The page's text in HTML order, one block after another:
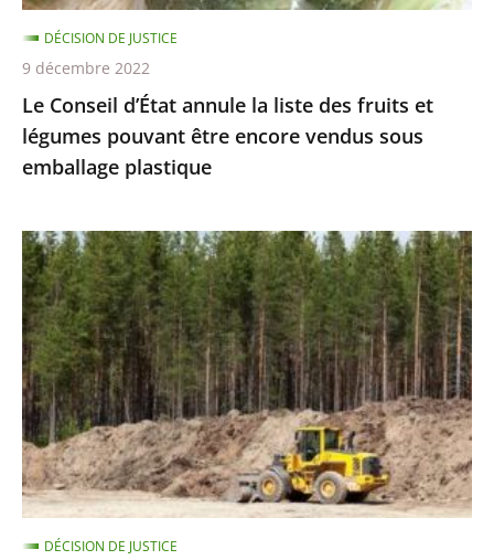
légumes
pouvant
être
encore
vendus
sous
plastique
Le Conseil d’État annule la liste des fruits et
légumes pouvant être encore vendus sous
emballage plastique
DÉCISION DE JUSTICE
9 décembre 2022
Réalisation
de
travaux
et
protection
des
espèces
protégées
:
le
Conseil
DÉCISION DE JUSTICE